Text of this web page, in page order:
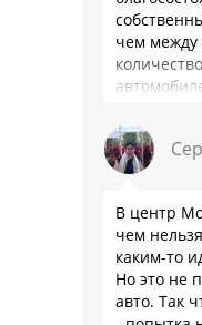
чем между
уровня
В центр
чем
каким-то
Но это не
авто. Так